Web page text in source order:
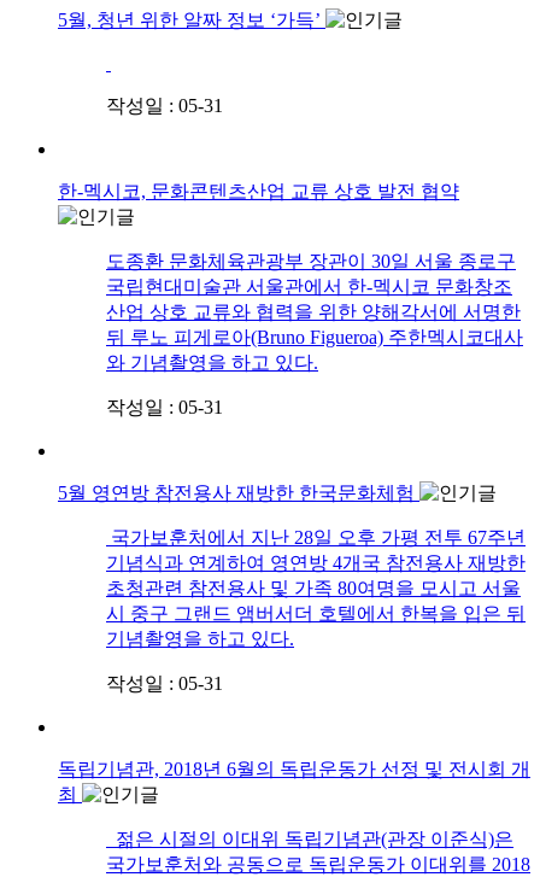
5월, 청년 위한 알짜 정보 ‘가득’
작성일 : 05-31
한-멕시코, 문화콘텐츠산업 교류 상호 발전 협약
도종환 문화체육관광부 장관이 30일 서울 종로구
국립현대미술관 서울관에서 한-멕시코 문화창조
산업 상호 교류와 협력을 위한 양해각서에 서명한
뒤 루노 피게로아(Bruno Figueroa) 주한멕시코대사
와 기념촬영을 하고 있다.
작성일 : 05-31
5월 영연방 참전용사 재방한 한국문화체험
​ 국가보훈처에서 지난 28일 오후 가평 전투 67주년
기념식과 연계하여 영연방 4개국 참전용사 재방한
초청관련 참전용사 및 가족 80여명을 모시고 서울
시 중구 그랜드 앰버서더 호텔에서 한복을 입은 뒤
기념촬영을 하고 있다.
작성일 : 05-31
독립기념관, 2018년 6월의 독립운동가 선정 및 전시회 개
최
젊은 시절의 이대위 독립기념관(관장 이준식)은
국가보훈처와 공동으로 독립운동가 이대위를 2018